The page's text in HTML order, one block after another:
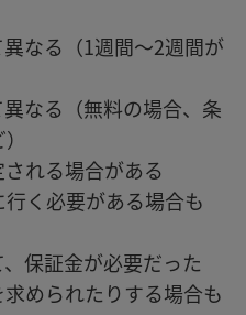
なる（1週間〜2週間が
なる（無料の場合、条
れる場合がある
く必要がある場合も
保証金が必要だった
められたりする場合も